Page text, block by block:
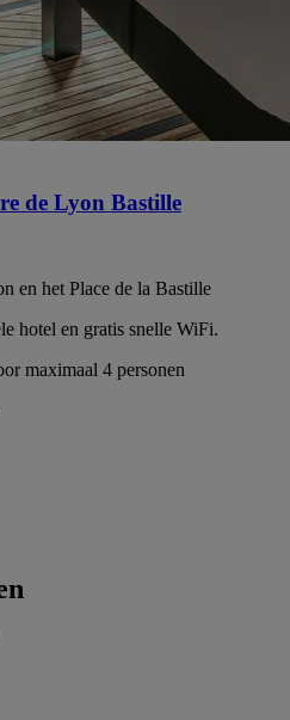
de Lyon Bastille
en het Place de la Bastille
hotel en gratis snelle WiFi.
maximaal 4 personen